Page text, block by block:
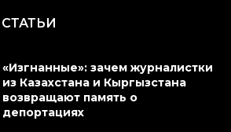
«Изгнанные»: зачем журналистки
из Казахстана и Кыргызстана
возвращают память о
депортациях